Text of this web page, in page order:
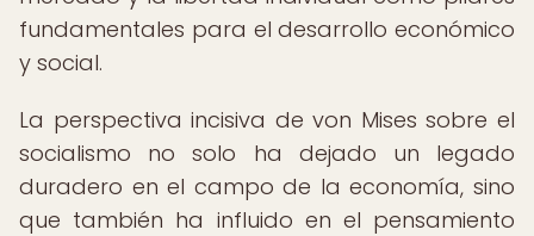
fundamentales para el desarrollo económico
y social.
La perspectiva incisiva de von Mises sobre el
socialismo no solo ha dejado un legado
duradero en el campo de la economía, sino
que también ha influido en el pensamiento